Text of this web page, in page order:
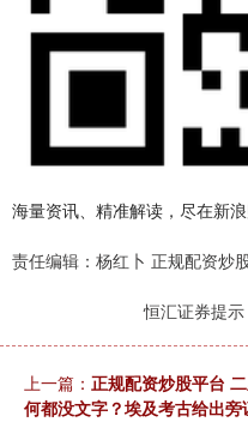
海量资讯、精准解读，尽在新
责任编辑：杨红卜 正规配资炒
恒汇证券提示
上一篇： 正规配资炒股平台
何都没文字？埃及考古给出旁